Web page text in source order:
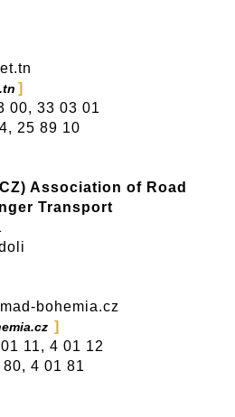
00, 33 03 01
25 89 10
Association of Road
Transport
bohemia.cz
11, 4 01 12
4 01 81